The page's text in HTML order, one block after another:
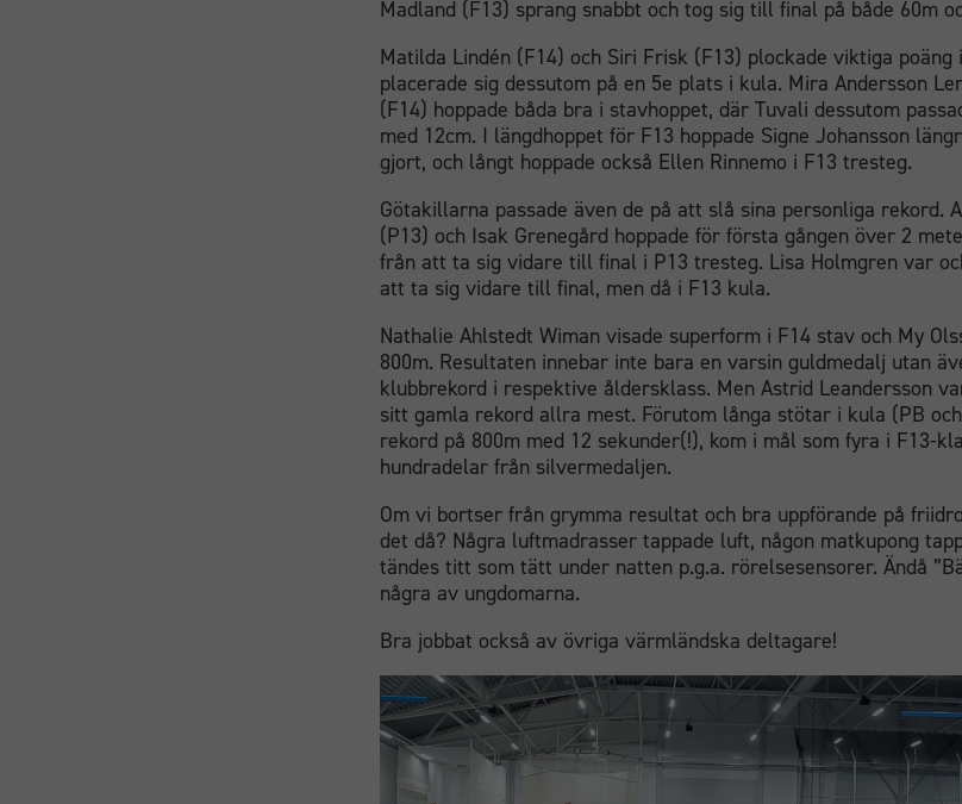
Madland (F13) sprang snabbt och tog sig till final på både 60m
Matilda Lindén (F14) och Siri Frisk (F13) plockade viktiga poäng
placerade sig dessutom på en 5e plats i kula. Mira Andersson
(F14) hoppade båda bra i stavhoppet, där Tuvali dessutom
med 12cm. I längdhoppet för F13 hoppade Signe Johansson
gjort, och långt hoppade också Ellen Rinnemo i F13 tresteg.
Götakillarna passade även de på att slå sina personliga rekord.
(P13) och Isak Grenegård hoppade för första gången över 2
från att ta sig vidare till final i P13 tresteg. Lisa Holmgren var
att ta sig vidare till final, men då i F13 kula.
Nathalie Ahlstedt Wiman visade superform i F14 stav och My
800m. Resultaten innebar inte bara en varsin guldmedalj utan
klubbrekord i respektive åldersklass. Men Astrid Leandersson
sitt gamla rekord allra mest. Förutom långa stötar i kula (PB
rekord på 800m med 12 sekunder(!), kom i mål som fyra i F13-
hundradelar från silvermedaljen.
Om vi bortser från grymma resultat och bra uppförande på
det då? Några luftmadrasser tappade luft, någon matkupong
tändes titt som tätt under natten p.g.a. rörelsesensorer. Ändå
några av ungdomarna.
Bra jobbat också av övriga värmländska deltagare!